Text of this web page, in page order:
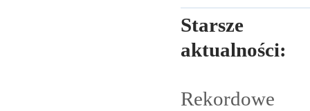
Starsze
aktualności:
Rekordowe